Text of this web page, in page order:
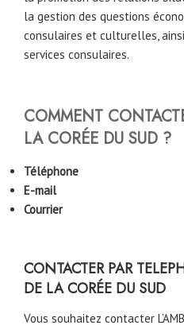
la gestion des questions
consulaires et culturelles,
services consulaires.
COMMENT
LA CORÉE DU SUD ?
Téléphone
E-mail
Courrier
CONTACTER PAR
DE LA CORÉE DU SUD
Vous souhaitez contacter